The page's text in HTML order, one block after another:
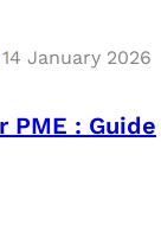
14 January 2026
PME : Guide